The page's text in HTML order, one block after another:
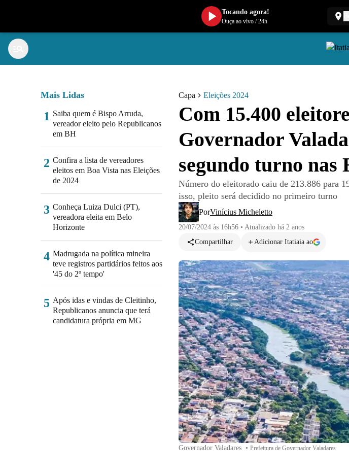
Capa Eleições 2024
Com 15.400
Governador
segundo turno nas
Número do eleitorado caiu de 213.886 para
isso, pleito será decidido no primeiro turno
PorVinícius Micheletto
20/07/2024 às 16h56 • Atualizado há 2 anos
Compartilhar
Adicionar Itatiaia ao
Governador Valadares • Prefeitura de Governador Valadares
Mais Lidas
1 Saiba quem é Bispo Arruda,
vereador eleito pelo Republicanos
em BH
2 Confira a lista de vereadores
eleitos em Boa Vista nas Eleições
de 2024
3 Conheça Luiza Dulci (PT),
vereadora eleita em Belo
Horizonte
4 Madrugada na política mineira
teve registros partidários feitos aos
'45 do 2º tempo'
5 Após idas e vindas de Cleitinho,
Republicanos anuncia que terá
candidatura própria em MG
Tocando agora!
Ouça ao vivo/24h